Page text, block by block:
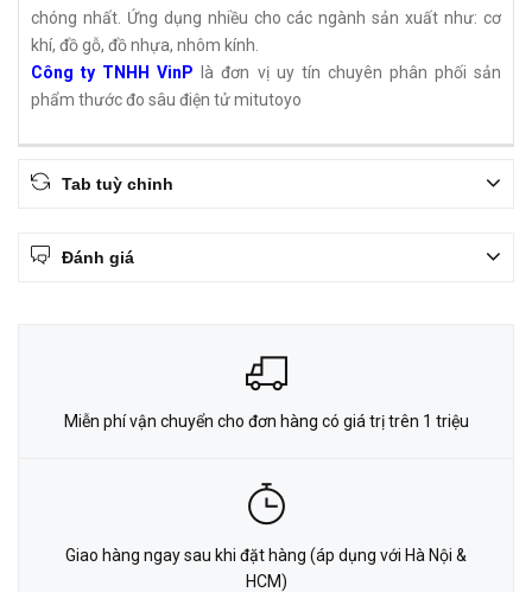
chóng nhất. Ứng dụng nhiều cho các ngành sản xuất như: cơ
khí, đồ gỗ, đồ nhựa, nhôm kính.
Công ty TNHH VinP là đơn vị uy tín chuyên phân phối sản
phẩm thước đo sâu điện tử mitutoyo
Tab tuỳ chỉnh
Đánh giá
Miễn phí vận chuyển cho đơn hàng có giá trị trên 1 triệu
Giao hàng ngay sau khi đặt hàng (áp dụng với Hà Nội &
HCM)